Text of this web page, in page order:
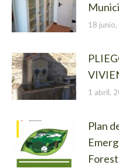
18
1 abril,
Plan